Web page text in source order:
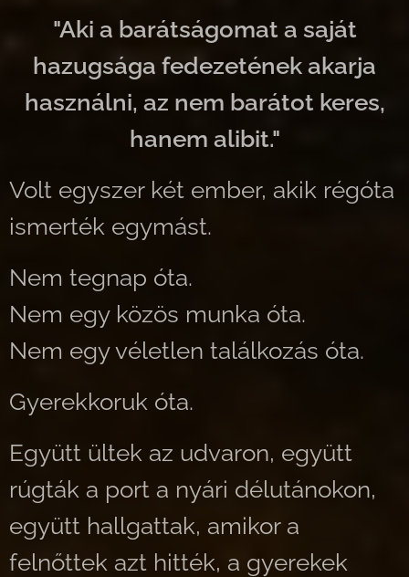
"Aki a barátságomat a saját
hazugsága fedezetének akarja
használni, az nem barátot keres,
hanem alibit."
Volt egyszer két ember, akik régóta
ismerték egymást.
Nem tegnap óta.
Nem egy közös munka óta.
Nem egy véletlen találkozás óta.
Gyerekkoruk óta.
Együtt ültek az udvaron, együtt
rúgták a port a nyári délutánokon,
együtt hallgattak, amikor a
felnőttek azt hitték, a gyerekek